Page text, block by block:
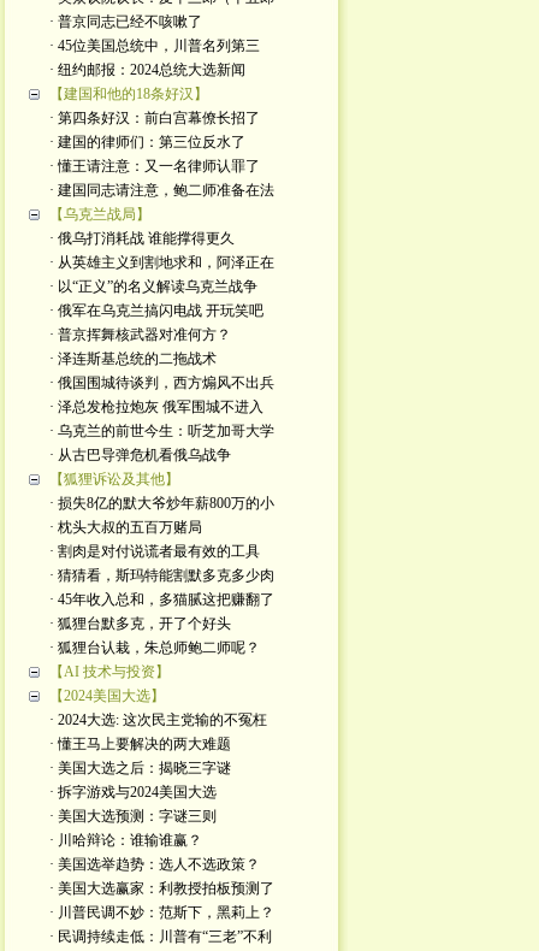
· 普京同志已经不咳嗽了
· 45位美国总统中，川普名列第三
· 纽约邮报：2024总统大选新闻
【建国和他的18条好汉】
· 第四条好汉：前白宫幕僚长招了
· 建国的律师们：第三位反水了
· 懂王请注意：又一名律师认罪了
· 建国同志请注意，鲍二师准备在法
【乌克兰战局】
· 俄乌打消耗战 谁能撑得更久
· 从英雄主义到割地求和，阿泽正在
· 以“正义”的名义解读乌克兰战争
· 俄军在乌克兰搞闪电战 开玩笑吧
· 普京挥舞核武器对准何方？
· 泽连斯基总统的二拖战术
· 俄国围城待谈判，西方煽风不出兵
· 泽总发枪拉炮灰 俄军围城不进入
· 乌克兰的前世今生：听芝加哥大学
· 从古巴导弹危机看俄乌战争
【狐狸诉讼及其他】
· 损失8亿的默大爷炒年薪800万的小
· 枕头大叔的五百万赌局
· 割肉是对付说谎者最有效的工具
· 猜猜看，斯玛特能割默多克多少肉
· 45年收入总和，多猫腻这把赚翻了
· 狐狸台默多克，开了个好头
· 狐狸台认栽，朱总师鲍二师呢？
【AI 技术与投资】
【2024美国大选】
· 2024大选: 这次民主党输的不冤枉
· 懂王马上要解决的两大难题
· 美国大选之后：揭晓三字谜
· 拆字游戏与2024美国大选
· 美国大选预测：字谜三则
· 川哈辩论：谁输谁赢？
· 美国选举趋势：选人不选政策？
· 美国大选赢家：利教授拍板预测了
· 川普民调不妙：范斯下，黑莉上？
· 民调持续走低：川普有“三老”不利